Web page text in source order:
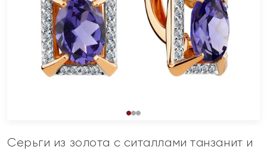
Серьги из золота с ситаллами танзанит и